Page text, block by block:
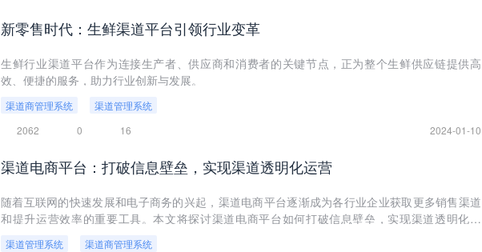
新零售时代：生鲜渠道平台引领行业变革
生鲜行业渠道平台作为连接生产者、供应商和消费者的关键节点，正为整个生鲜供应链提供高
效、便捷的服务，助力行业创新与发展。
渠道商管理系统
渠道管理系统
2062
0 16 2024-01-10
渠道电商平台：打破信息壁垒，实现渠道透明化运营
随着互联网的快速发展和电子商务的兴起，渠道电商平台逐渐成为各行业企业获取更多销售渠道
和提升运营效率的重要工具。本文将探讨渠道电商平台如何打破信息壁垒，实现渠道透明化运
渠道管理系统
渠道商管理系统